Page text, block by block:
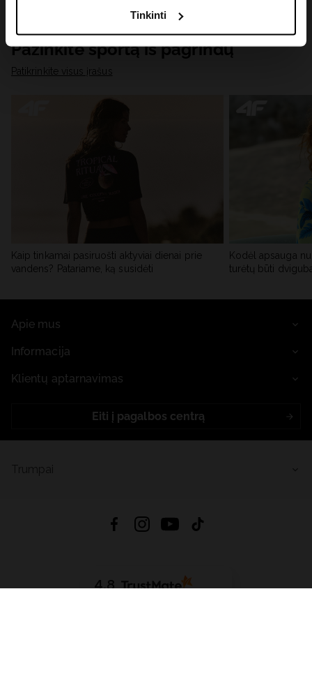
analitinius tyrimus, pritaikyti turinį ir tobulinti mūsų
partnerių siūlomus sprendimus (pvz., socialinius tinklus).
Išsamią informaciją rasite mūsų Privatumo politikoje ir
skiltyje „Išsami informacija“.
Tinkinti
Pažinkite sportą iš pagrindų
Patikrinkite visus įrašus
Kaip tinkamai pasiruošti aktyviai dienai prie
vandens? Patariame, ką susidėti
Kodėl apsauga
turėtų būti
Apie mus
Informacija
Klientų aptarnavimas
Eiti į pagalbos centrą
4.8